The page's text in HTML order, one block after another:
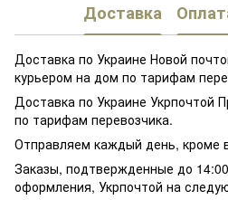
Доставка
Доставка по Украине Новой
курьером на дом по тарифам
Доставка по Украине Укрпочтой
по тарифам перевозчика.
Отправляем каждый день, кроме
Заказы, подтвержденные до
оформления, Укрпочтой на